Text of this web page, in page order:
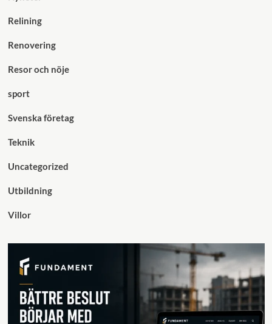
Relining
Renovering
Resor och nöje
sport
Svenska företag
Teknik
Uncategorized
Utbildning
Villor